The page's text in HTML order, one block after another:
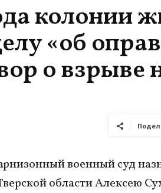
колонии
«об
о
военный суд
области Алексею